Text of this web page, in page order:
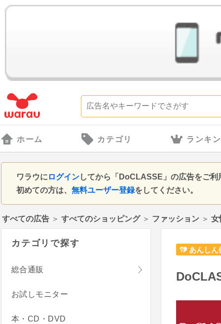
ホーム カテゴリ ランキ
ワラウに ログインしてから「DoCLASSE」の広告をご
初めての方は、 無料ユーザー登録をしてください。
すべての広告 ＞ すべてのショッピング＞ ファッション ＞ 女
あんしん
カテゴリで探す
総合通販
お試しモニター
本・CD・DVD